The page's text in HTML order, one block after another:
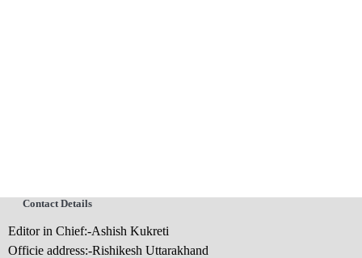
Contact Details
Editor in Chief:-Ashish Kukreti
Officie address:-Rishikesh Uttarakhand